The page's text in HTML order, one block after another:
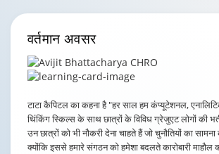
टाटा कैपिटल का कहना है"हर साल हम कंप्यूटेशनल,
थिंकिंग स्किल्स के साथ छात्रों के विविध ग्रेजुएट लोगों की
उन छात्रों को भी नौकरी देना चाहते हैं जो चुनौतियों का
क्योंकि इससे हमारे संगठन को हमेशा बदलते कारोबारी माहौल
वर्तमान अवसर